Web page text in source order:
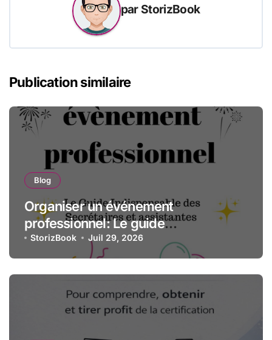
par StorizBook
Publication similaire
Blog
Organiser un événement
professionnel: Le guide
indispensable des assistantes et
secrétaires
StorizBook Juil 29, 2026